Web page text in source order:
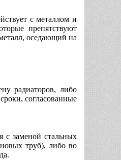
с металлом и
препятствуют
оседающий на
радиаторов, либо
согласованные
с заменой стальных
труб), либо во